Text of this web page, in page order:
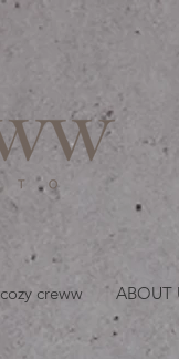
cozy creww ABOUT